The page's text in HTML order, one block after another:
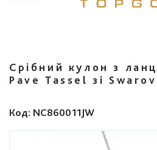
Срібний кулон з
Pave Tassel зі
Код: NC860011JW